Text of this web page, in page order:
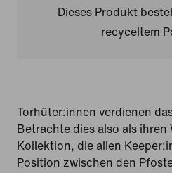
Dieses Produkt
recyceltem
Torhüter:innen verdienen
Betrachte dies also als ihren
Kollektion, die allen
Position zwischen den